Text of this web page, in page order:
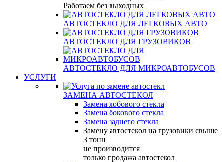
Работаем без выходных
АВТОСТЕКЛО ДЛЯ ЛЕГКОВЫХ АВТО
АВТОСТЕКЛО ДЛЯ ГРУЗОВИКОВ
АВТОСТЕКЛО ДЛЯ МИКРОАВТОБУСОВ
УСЛУГИ
ЗАМЕНА АВТОСТЕКОЛ
Замена лобового стекла
Замена бокового стекла
Замена заднего стекла
Замену автостекол на грузовики свыше
3 тонн
не производится
только продажа автостекол